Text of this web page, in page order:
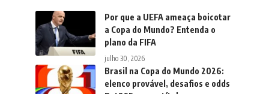
Por que a UEFA ameaça boicotar
a Copa do Mundo? Entenda o
plano da FIFA
julho 30, 2026
Brasil na Copa do Mundo 2026:
elenco provável, desafios e odds